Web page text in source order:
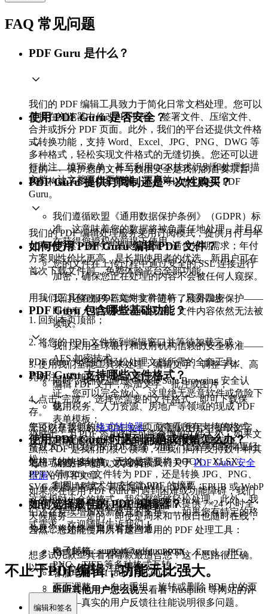
FAQ 常见问题
PDF Guru 是什么？
我们的 PDF 编辑工具致力于简化日常文档处理。您可以
直接在浏览器中修改PDF内容、签署文件、压缩文件、
合并或拆分 PDF 页面。此外，我们的平台还提供文件格
式转换功能，支持 Word、Excel、JPG、PNG、DWG 等
多种格式，轻松实现文件格式的无缝切换。您还可以进
行批注、填写表单，甚至利用OCR技术识别和处理扫描
文档，让文档工作更智能、更高效。
使用 PDF Guru 是否安全？
是的——保护您的文件与数据安全是我们的首要宗旨。
我们构建了多重防护措施，让您可以放心使用 PDF
Guru。
我们遵循欧盟《通用数据保护条例》（GDPR）标
准，这意味着您的数据将被负责任地处理，并且仅
在获得您授权的前提下使用。
您的文件在上传过程中通过安全的 SSL 连接进行
加密，确保您正在处理的内容不会被任何人窥探。
我们还在服务器端对文件进行了额外加密保护——
即使有人非法获取访问权限，文件内容依然无法被
读取。
我们采用全球银行和政府机构信赖的安全标准——
AES 加密技术。
同时，我们已通过 Google Safe Browsing 安全认
证，您可以完全放心，这里绝无恶意软件或危险下
载。
无论您是需要标注 PDF 文件，还是从图片中提取文字，
您的文档在整个处理过程中都将始终受到保护。
若想了解更多细节，欢迎阅读我们关于PDF Guru 安全
措施的博客文章。
PDF Guru 提供订阅制还是一次性购买？
我们的 PDF 编辑处理服务采用订阅模式，提供月付与年
付两种方案。月付方案灵活轻量，适合短期需求；年付
方案则性价比更高，是长期使用者的优选。新用户可在
首次下载文件前，免费体验平台全部功能。
如何使用 PDF Guru 编辑 PDF 文件？
用我们工具修改 PDF 文件非常简单，只需四步：
1. 回到本页顶部；
2. 将您的 PDF 文件拖到编辑窗口并等待加载完成；
3. 使用我们全能工具来处理：编辑文字、调整字体、高
亮标注、添加批注、插入图形等；
4. 点击“完成”，选择您需要的文件格式，即可下载保
存。
小贴士：为 PDF 添加图片可能会增加文件大小。如果文
件过大，可以使用“PDF 压缩”功能，让分享和存储更轻
松。
PDF Guru 包含哪些基础功能？
PDF Guru 为您提供轻松处理文档所需的全套工具：
编辑 PDF 文件，添加文字、批注或图片；
使用税务、人力资源、房地产等领域的现成 PDF
表单模板；
运用OCR技术，让扫描文件可搜索、可编辑；
从图片中提取文字内容；
利用 AI 技术生成长篇 PDF 的摘要；
为 PDF 文档添加电子签名。
当然，您还能使用所有这些常用的 PDF 处理工具：
格式转换——支持 Word、PPTX、Excel、JPG、
PNG、TIFF 等多种格式互转；
页面调整——自由重组、旋转或删除 PDF 中的页
PDF Guru 支持哪些文件格式？
您可以在我们的格式转换器页面查看所有支持的格式。
虽然 PDF 是我们的核心领域，但我们同样支持数十种其
他格式的快速转换。无论是需要将 DOCX、XLSX、
PPTX 等 Office 文件转为 PDF，还是转换 JPG、PNG、
SVG 等图片格式，甚至是 DWG、DXF、EPUB 或 WebP
这类相对小众的格式，我们都能够轻松处理。此外，我
们还在持续增加对新格式的支持——如果您有特定的格
式需求，欢迎随时告诉我们！
使用 PDF Guru 时遇到问题或报错怎么办？
如果您在使用 PDF Guru 时遇到困难或功能障碍，我们
随时为您提供帮助。我们的支持团队提供 7×24 小时全
天候服务——是的，即使是周末和节假日也随时在线，
并且您将始终与真人客服沟通。
电子邮箱 : support@pdfguru.com
客服电话 : +1 (866) 716-6045
如何选择最佳的 PDF 编辑器？
想多试几款工具看看哪款最适合您？这个思路很正确。
以下是几个值得关注的要点：
听听其他用户怎么说去看看 Trustpilot 等网站的评
测——真实的用户反馈往往能说明很多问题。
不止于PDF编辑，功能无比强大。
编辑和签名